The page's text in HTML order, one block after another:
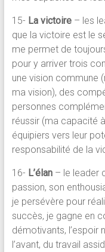
15- La victoire– les
que la victoire est le
me permet de
pour y arriver trois
une vision commune
ma vision), des
personnes
réussir (ma capacité
équipiers vers leur
responsabilité de la
16- L’élan– le leader
passion, son
je persévère pour
succès, je gagne en
démotivants, l’espoir
l’avant, du travail